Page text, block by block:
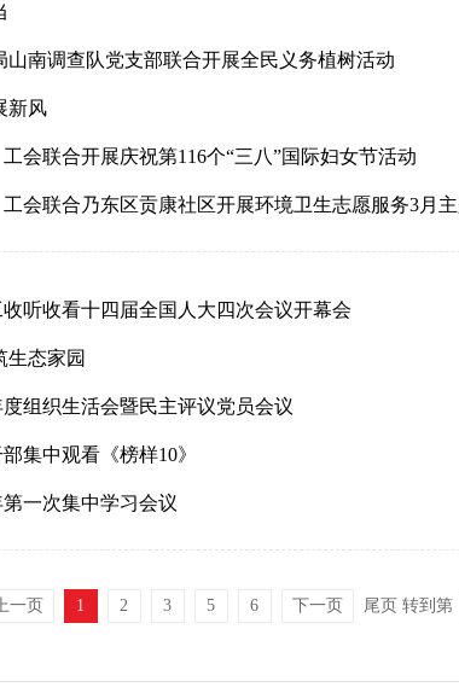
南调查队党支部联合开展全民义务植树活动
新风
会联合开展庆祝第116个“三八”国际妇女节活动
听收看十四届全国人大四次会议开幕会
生态家园
组织生活会暨民主评议党员会议
集中观看《榜样10》
一次集中学习会议
一页 1 2 3 5 6 下一页 尾页 转到第